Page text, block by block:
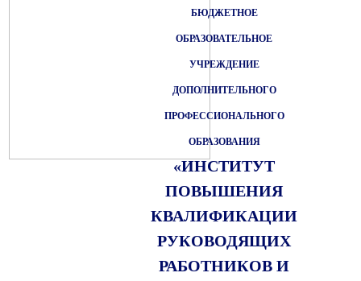
БЮДЖЕТНОЕ
ОБРАЗОВАТЕЛЬНОЕ
УЧРЕЖДЕНИЕ
ДОПОЛНИТЕЛЬНОГО
ПРОФЕССИОНАЛЬНОГО
ОБРАЗОВАНИЯ
«ИНСТИТУТ
ПОВЫШЕНИЯ
КВАЛИФИКАЦИИ
РУКОВОДЯЩИХ
РАБОТНИКОВ И